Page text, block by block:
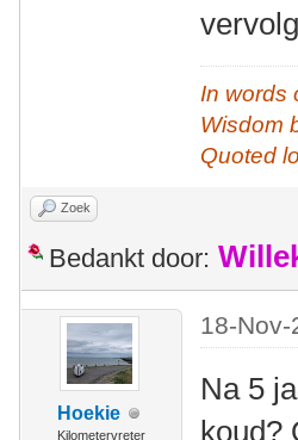
In words
Wisdom
Quoted
Zoek
Bedankt door:
Hoekie
Kilometervreter
18-Nov-
Na 5
koud?